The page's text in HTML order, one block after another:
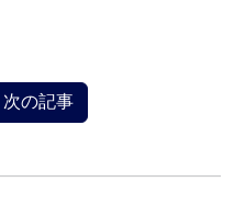
次の記事